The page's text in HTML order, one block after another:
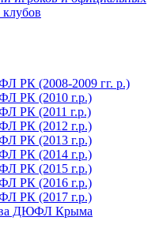
РК (2008-2009 гг. р.)
РК (2010 г.р.)
РК (2011 г.р.)
РК (2012 г.р.)
РК (2013 г.р.)
РК (2014 г.р.)
РК (2015 г.р.)
РК (2016 г.р.)
РК (2017 г.р.)
ДЮФЛ Крыма